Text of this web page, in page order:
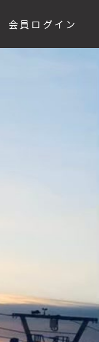
会員ログイン